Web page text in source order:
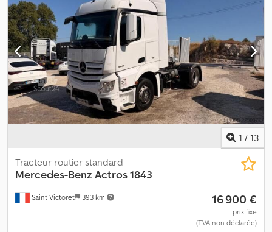
traction, direction assistée, programme électronique de
stabilité (ESP), retardeur, régulateur de vitesse, verrouillage
centralisé, MERCEDES ACTRO 1845 CABINE LARGE Dcodezrh
Udopfx Alrsk ABS, EBS, Retardateur, Climatisation, Vitres
électriques, Ordinateur de bord, , Direction assistée, Sièges à
suspension pneumatique, Tachygraphe,
1 / 13
Saint Victoret 393 km
Tracteur routier standard
Mercedes-Benz Actros 1843
16 900 €
prix fixe
(TVA non déclarée)